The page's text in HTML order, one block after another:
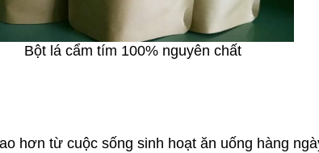
Bột lá cẩm tím 100% nguyên chất
hơn từ cuộc sống sinh hoạt ăn uống hàng